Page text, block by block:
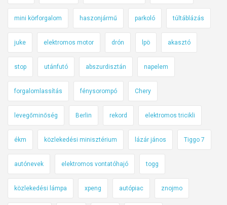
mini körforgalom haszonjármű parkoló túltáblázás
juke elektromos motor drón lpö akasztó
stop utánfutó abszurdisztán napelem
forgalomlassítás fénysorompó Chery
levegőminőség Berlin rekord elektromos tricikli
ékm közlekedési minisztérium lázár jános Tiggo 7
autónevek elektromos vontatóhajó togg
közlekedési lámpa xpeng autópiac znojmo